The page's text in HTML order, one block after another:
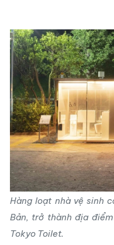
Hàng loạt nhà vệ sinh
Bản, trở thành địa
Tokyo Toilet.